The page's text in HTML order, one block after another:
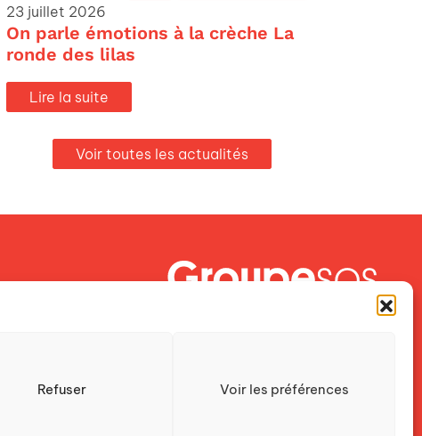
Refuser Voir les préférences
23 juillet 2026
On parle émotions à la crèche La
ronde des lilas
Lire la suite
Voir toutes les actualités